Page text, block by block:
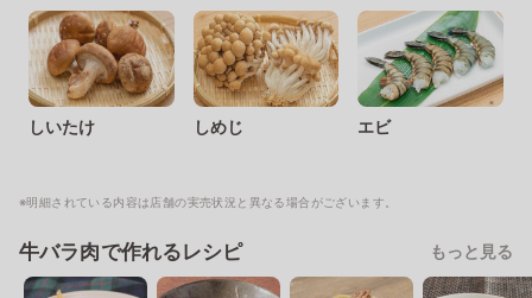
しいたけ しめじ エビ
※明細されている内容は店舗の実売状況と異なる場合がございます。
牛バラ肉で作れるレシピ もっと見る